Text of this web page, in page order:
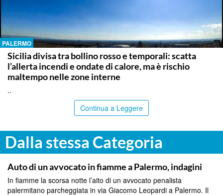
PALERMO
Sicilia divisa tra bollino rosso e temporali: scatta
l’allerta incendi e ondate di calore, ma è rischio
maltempo nelle zone interne
..
Continua a Leggere
Dalla stessa Categoria
PALERMO
Auto di un avvocato in fiamme a Palermo, indagini
In fiamme la scorsa notte l’aito di un avvocato penalista
palermitano parcheggiata in via Giacomo Leopardi a Palermo. Il